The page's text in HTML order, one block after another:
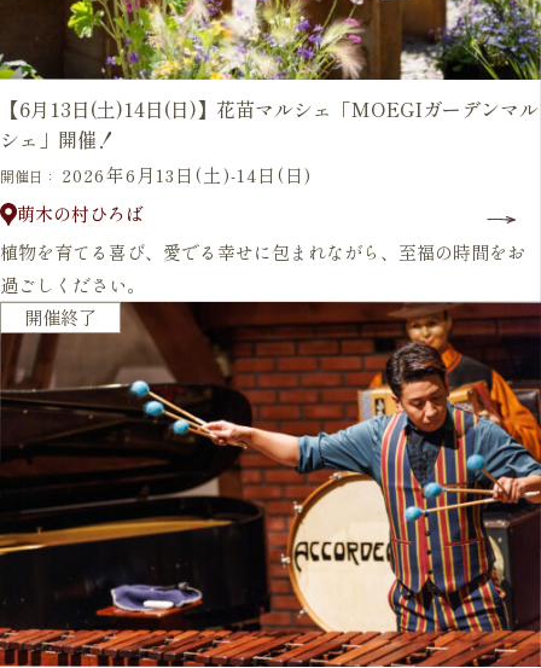
【6月13日(土)14日(日)】花苗マルシェ「MOEGIガーデンマル
シェ」開催！
開催日： 2026年6月13日(土)-14日(日)
萌木の村ひろば
植物を育てる喜び、愛でる幸せに包まれながら、至福の時間をお
過ごしください。
毎年開催
開催終了